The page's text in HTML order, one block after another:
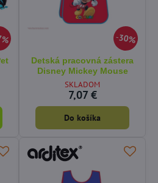
30%
Detská pracovná zástera
Disney Mickey Mouse
SKLADOM
7,07 €
Do košíka